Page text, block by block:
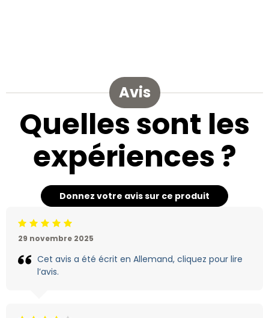
Avis
Quelles sont les
expériences ?
Donnez votre avis sur ce produit
Jugement:5 /5
29 novembre 2025
Cet avis a été écrit en Allemand, cliquez pour lire
l’avis.